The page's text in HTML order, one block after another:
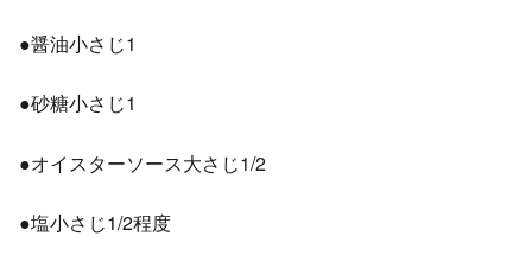
●醤油小さじ1
●砂糖小さじ1
●オイスターソース大さじ1/2
●塩小さじ1/2程度